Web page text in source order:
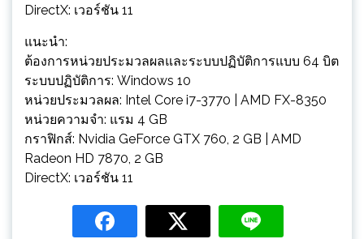
DirectX: เวอร์ชัน 11
แนะนำ:
ต้องการหน่วยประมวลผลและระบบปฏิบัติการแบบ 64 บิต
ระบบปฏิบัติการ: Windows 10
หน่วยประมวลผล: Intel Core i7-3770 | AMD FX-8350
หน่วยความจำ: แรม 4 GB
กราฟิกส์: Nvidia GeForce GTX 760, 2 GB | AMD
Radeon HD 7870, 2 GB
DirectX: เวอร์ชัน 11